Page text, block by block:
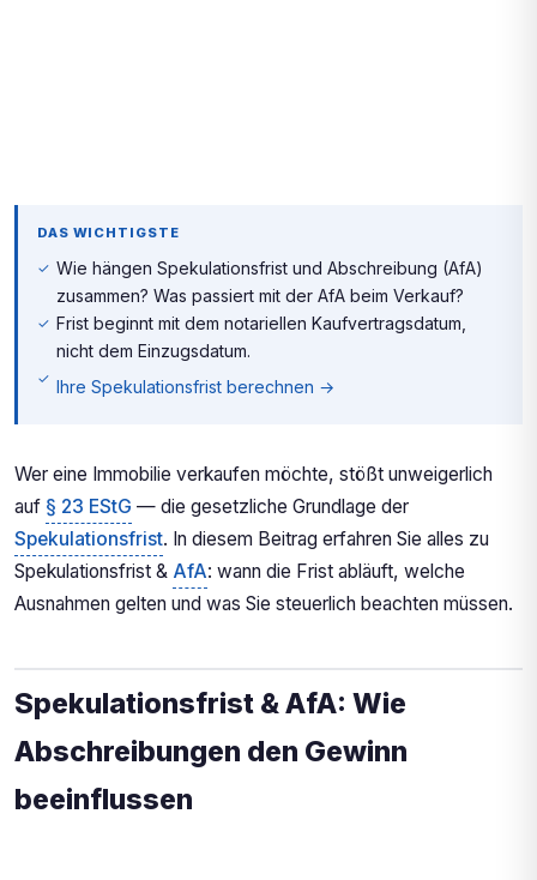
DAS WICHTIGSTE
Wie hängen Spekulationsfrist und Abschreibung (AfA)
zusammen? Was passiert mit der AfA beim Verkauf?
Frist beginnt mit dem notariellen Kaufvertragsdatum,
nicht dem Einzugsdatum.
Ihre Spekulationsfrist berechnen →
Wer eine Immobilie verkaufen möchte, stößt unweigerlich
auf § 23 EStG — die gesetzliche Grundlage der
Spekulationsfrist. In diesem Beitrag erfahren Sie alles zu
Spekulationsfrist & AfA: wann die Frist abläuft, welche
Ausnahmen gelten und was Sie steuerlich beachten müssen.
Spekulationsfrist & AfA: Wie
Abschreibungen den Gewinn
beeinflussen